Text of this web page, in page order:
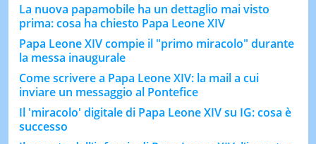
La nuova papamobile ha un dettaglio mai visto
prima: cosa ha chiesto Papa Leone XIV
Papa Leone XIV compie il "primo miracolo" durante
la messa inaugurale
Come scrivere a Papa Leone XIV: la mail a cui
inviare un messaggio al Pontefice
Il 'miracolo' digitale di Papa Leone XIV su IG: cosa è
successo